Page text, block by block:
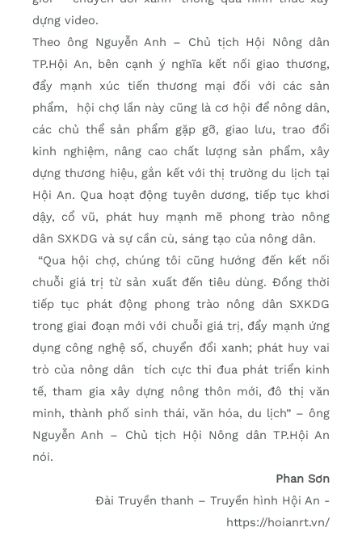
dựng video.
Theo ông Nguyễn Anh – Chủ tịch Hội Nông dân
TP.Hội An, bên cạnh ý nghĩa kết nối giao thương,
đẩy mạnh xúc tiến thương mại đối với các sản
phẩm, hội chợ lần này cũng là cơ hội để nông dân,
các chủ thể sản phẩm gặp gỡ, giao lưu, trao đổi
kinh nghiệm, nâng cao chất lượng sản phẩm, xây
dựng thương hiệu, gắn kết với thị trường du lịch tại
Hội An. Qua hoạt động tuyên dương, tiếp tục khơi
dậy, cổ vũ, phát huy mạnh mẽ phong trào nông
dân SXKDG và sự cần cù, sáng tạo của nông dân.
“Qua hội chợ, chúng tôi cũng hướng đến kết nối
chuỗi giá trị từ sản xuất đến tiêu dùng. Đồng thời
tiếp tục phát động phong trào nông dân SXKDG
trong giai đoạn mới với chuỗi giá trị, đẩy mạnh ứng
dụng công nghệ số, chuyển đổi xanh; phát huy vai
trò của nông dân tích cực thi đua phát triển kinh
tế, tham gia xây dựng nông thôn mới, đô thị văn
minh, thành phố sinh thái, văn hóa, du lịch” – ông
Nguyễn Anh – Chủ tịch Hội Nông dân TP.Hội An
nói.
Phan Sơn
Đài Truyền thanh – Truyền hình Hội An -
https://hoianrt.vn/